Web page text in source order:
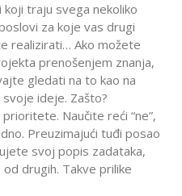
traju svega nekoliko
za koje vas drugi
realizirati… Ako možete
prenošenjem znanja,
gledati na to kao na
ideje. Zašto?
Naučite reći “ne”,
Preuzimajući tuđi posao
svoj popis zadataka,
drugih. Takve prilike